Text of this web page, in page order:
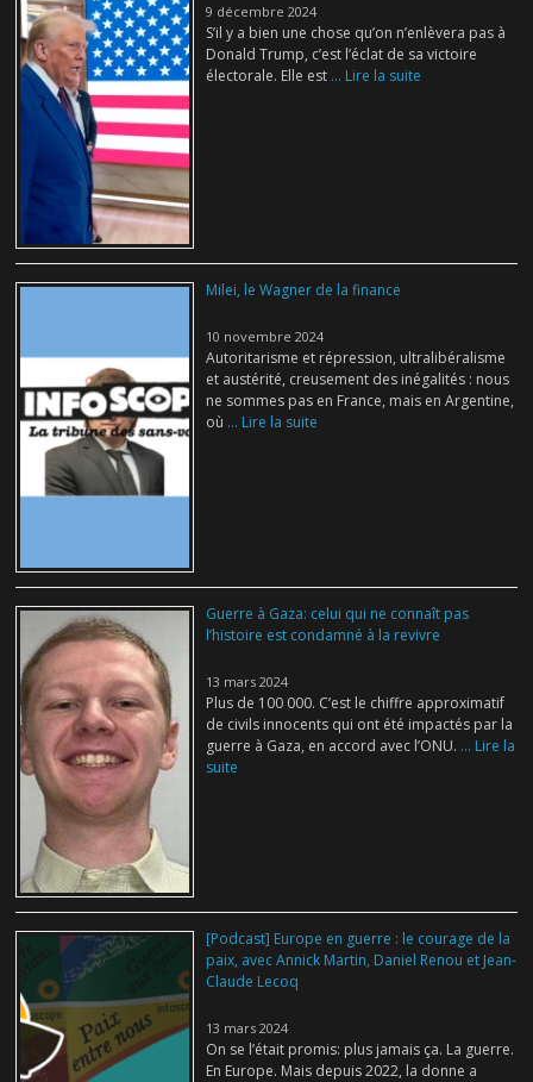
9 décembre 2024
S’il y a bien une chose qu’on n’enlèvera pas à
Donald Trump, c’est l’éclat de sa victoire
électorale. Elle est ... Lire la suite
Milei, le Wagner de la finance
10 novembre 2024
Autoritarisme et répression, ultralibéralisme
et austérité, creusement des inégalités : nous
ne sommes pas en France, mais en Argentine,
où ... Lire la suite
Guerre à Gaza: celui qui ne connaît pas
l’histoire est condamné à la revivre
13 mars 2024
Plus de 100 000. C’est le chiffre approximatif
de civils innocents qui ont été impactés par la
guerre à Gaza, en accord avec l’ONU. ... Lire la
suite
[Podcast] Europe en guerre : le courage de la
paix, avec Annick Martin, Daniel Renou et Jean-
Claude Lecoq
13 mars 2024
On se l’était promis: plus jamais ça. La guerre.
En Europe. Mais depuis 2022, la donne a